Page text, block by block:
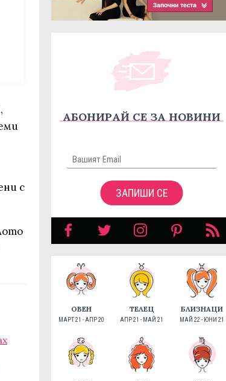
с
АБОНИРАЙ СЕ ЗА НОВИНИ
ЗАПИШИ СЕ
ОВЕН
МАРТ 21 - АПР 20
ТЕЛЕЦ
АПР 21 - МАЙ 21
БЛИЗНАЦИ
МАЙ 22 - ЮНИ 21